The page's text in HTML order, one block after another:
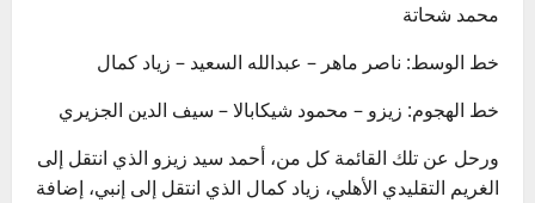
محمد شحاتة
خط الوسط: ناصر ماهر – عبدالله السعيد – زياد كمال
خط الهجوم: زيزو – محمود شيكابالا – سيف الدين الجزيري
ورحل عن تلك القائمة كل من، أحمد سيد زيزو الذي انتقل إلى
الغريم التقليدي الأهلي، زياد كمال الذي انتقل إلى إنبي، إضافة